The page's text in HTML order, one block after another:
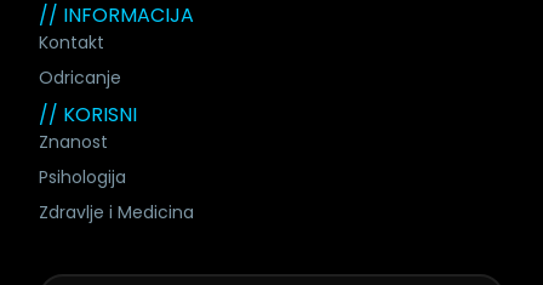
// INFORMACIJA
Kontakt
Odricanje
// KORISNI
Znanost
Psihologija
Zdravlje i Medicina